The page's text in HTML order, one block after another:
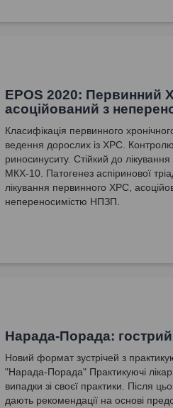
EPOS 2020: Первинний
асоційований з
Класифікація первинного
ведення дорослих із ХРС.
риносинуситу. Стійкий до
МКХ-10. Патогенез аспіринової
лікування первинного ХРС,
непереносимістю НПЗП.
Нарада-Порада:
Новий формат зустрічей з
"Нарада-Порада" Практикуючі
випадки зі своєї практики. Після
дають рекомендації на основі